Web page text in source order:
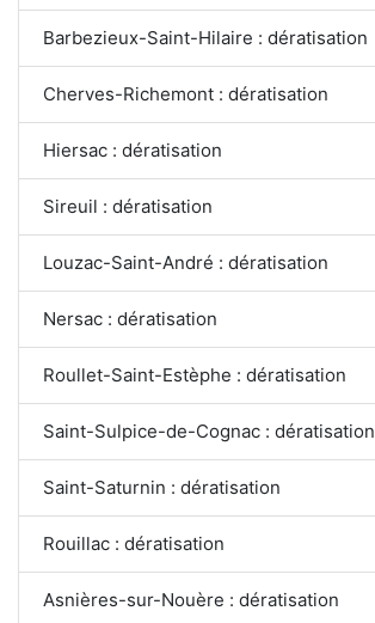
Barbezieux-Saint-Hilaire : dératisation
Cherves-Richemont : dératisation
Hiersac : dératisation
Sireuil : dératisation
Louzac-Saint-André : dératisation
Nersac : dératisation
Roullet-Saint-Estèphe : dératisation
Saint-Sulpice-de-Cognac : dératisation
Saint-Saturnin : dératisation
Rouillac : dératisation
Asnières-sur-Nouère : dératisation